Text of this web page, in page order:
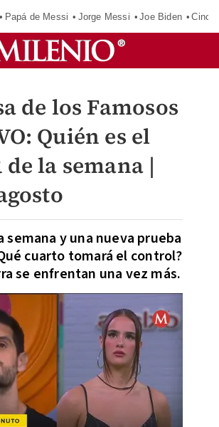
Papá de Messi Jorge Messi Joe Biden
de los Famosos
Quién es el
de la semana |
semana y una nueva prueba
cuarto tomará el control?
se enfrentan una vez más.